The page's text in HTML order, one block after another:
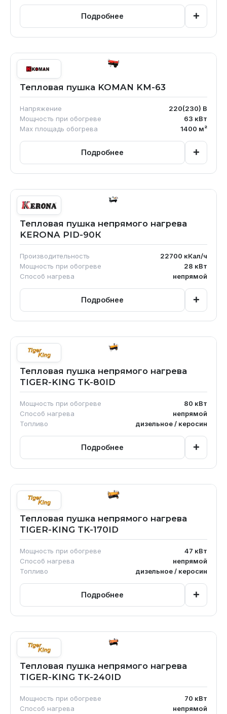
Подробнее +
Тепловая пушка KOMAN KM-63
Напряжение 220(230) В
Мощность при обогреве
63 кВт
Max площадь обогрева
1400 м²
Подробнее +
Тепловая пушка непрямого нагрева
KERONA PID-90К
Производительность 22700 кКал/ч
Мощность при обогреве
28 кВт
Способ нагрева
непрямой
Подробнее +
Тепловая пушка непрямого нагрева
TIGER-KING TK-80ID
Мощность при обогреве 80 кВт
Способ нагрева
непрямой
Топливо
дизельное / керосин
Подробнее +
Тепловая пушка непрямого нагрева
TIGER-KING TK-170ID
Мощность при обогреве 47 кВт
Способ нагрева
непрямой
Топливо
дизельное / керосин
Подробнее +
Тепловая пушка непрямого нагрева
TIGER-KING TK-240ID
Мощность при обогреве 70 кВт
Способ нагрева
непрямой